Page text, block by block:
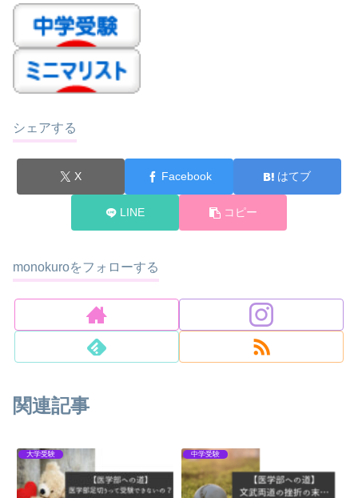
シェアする
X Facebook はてブ
LINE コピー
monokuroをフォローする
関連記事
大学受験 中学受験